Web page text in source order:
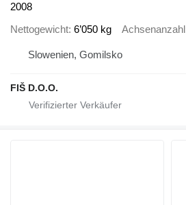
2008
Nettogewicht 6’050 kg Achsenanzahl
Slowenien, Gomilsko
FIŠ D.O.O.